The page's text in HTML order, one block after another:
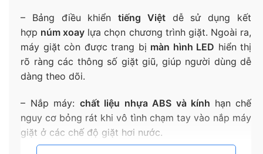
– Bảng điều khiểntiếng Việtdễ sử dụng kết
hợp núm xoay lựa chọn chương trình giặt. Ngoài ra,
máy giặt còn được trang bị màn hình LED hiển thị
rõ ràng các thông số giặt giũ, giúp người dùng dễ
dàng theo dõi.
– Nắp máy: chất liệu nhựa ABS và kính hạn chế
nguy cơ bỏng rát khi vô tình chạm tay vào nắp máy
giặt ở các chế độ giặt hơi nước.